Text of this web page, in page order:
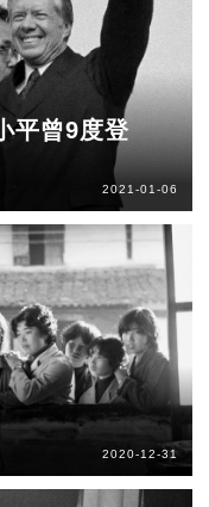
平曾9度登
2021-01-06
2020-12-31